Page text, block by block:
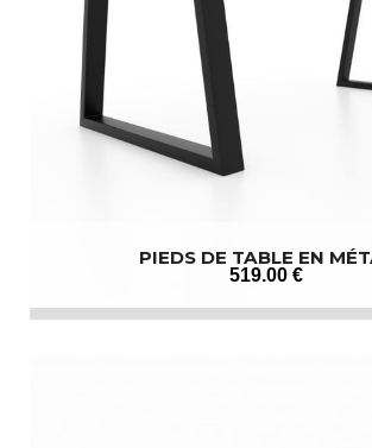
PIEDS DE TABLE EN
519.00 €